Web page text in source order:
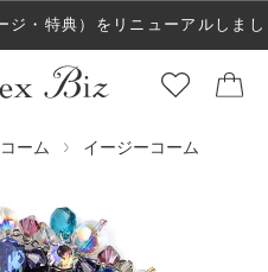
ジ・特典）をリニューアルしまし
コーム イージーコーム